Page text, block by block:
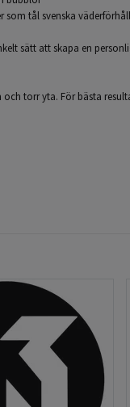
som tål svenska
sätt att skapa en
och torr yta. För bästa